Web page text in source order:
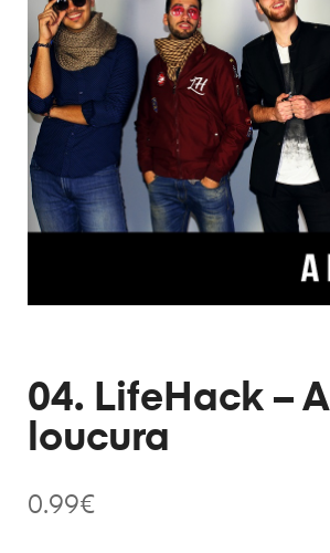
04. LifeHack – A
loucura
0.99€